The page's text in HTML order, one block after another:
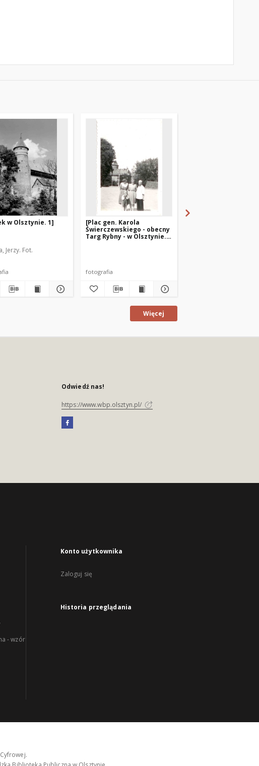
w Olsztynie. 1]
Jerzy. Fot.
[Plac gen. Karola
Świerczewskiego - obecny
Targ Rybny - w Olsztynie.
fotografia
Więcej
Odwiedź nas!
https://www.wbp.olsztyn.pl/
- wzór
Konto użytkownika
Zaloguj się
Historia przeglądania